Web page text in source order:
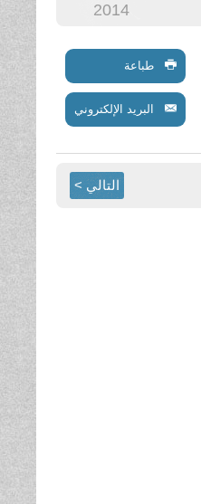
2014
طباعة
البريد الإلكتروني
التالي >